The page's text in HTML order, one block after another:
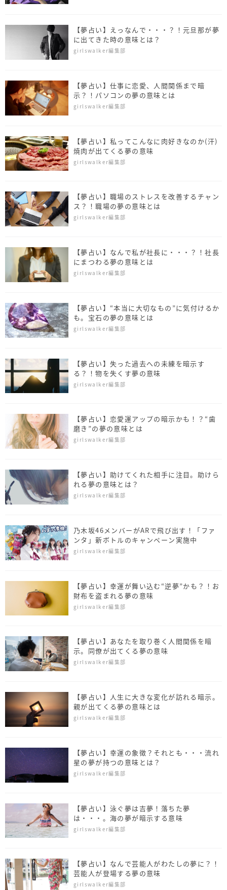
【夢占い】えっなんで・・・？！元旦那が夢
に出てきた時の意味とは？
girlswalker編集部
【夢占い】仕事に恋愛、人間関係まで暗
示？！パソコンの夢の意味とは
girlswalker編集部
【夢占い】私ってこんなに肉好きなのか(汗)
焼肉が出てくる夢の意味
girlswalker編集部
【夢占い】職場のストレスを改善するチャン
ス？！職場の夢の意味とは
girlswalker編集部
【夢占い】なんで私が社長に・・・？！社長
にまつわる夢の意味とは
girlswalker編集部
【夢占い】“本当に大切なもの”に気付けるか
も。宝石の夢の意味とは
girlswalker編集部
【夢占い】失った過去への未練を暗示す
る？！物を失くす夢の意味
girlswalker編集部
【夢占い】恋愛運アップの暗示かも！？“歯
磨き”の夢の意味とは
girlswalker編集部
【夢占い】助けてくれた相手に注目。助けら
れる夢の意味とは？
girlswalker編集部
乃木坂46メンバーがARで飛び出す！「ファ
ンタ」新ボトルのキャンペーン実施中
girlswalker編集部
【夢占い】幸運が舞い込む“逆夢”かも？！お
財布を盗まれる夢の意味
girlswalker編集部
【夢占い】あなたを取り巻く人間関係を暗
示。同僚が出てくる夢の意味
girlswalker編集部
【夢占い】人生に大きな変化が訪れる暗示。
親が出てくる夢の意味とは
girlswalker編集部
【夢占い】幸運の象徴？それとも・・・流れ
星の夢が持つの意味とは？
girlswalker編集部
【夢占い】泳ぐ夢は吉夢！落ちた夢
は・・・。海の夢が暗示する意味
girlswalker編集部
【夢占い】なんで芸能人がわたしの夢に？！
芸能人が登場する夢の意味
girlswalker編集部